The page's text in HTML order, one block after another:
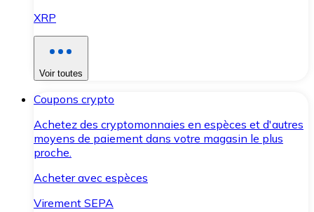
XRP
Voir toutes
Coupons crypto
Achetez des cryptomonnaies en espèces et d'autres
moyens de paiement dans votre magasin le plus
proche.
Acheter avec espèces
Virement SEPA